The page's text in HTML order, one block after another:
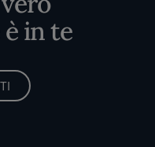
in te